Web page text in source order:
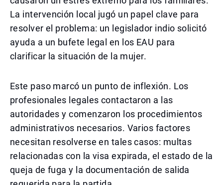
La intervención local jugó un papel clave para
resolver el problema: un legislador indio solicitó
ayuda a un bufete legal en los EAU para
clarificar la situación de la mujer.
Este paso marcó un punto de inflexión. Los
profesionales legales contactaron a las
autoridades y comenzaron los procedimientos
administrativos necesarios. Varios factores
necesitan resolverse en tales casos: multas
relacionadas con la visa expirada, el estado de la
queja de fuga y la documentación de salida